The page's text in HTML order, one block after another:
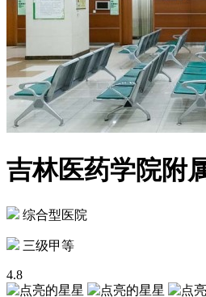
吉林医药学院附
综合型医院
三级甲等
4.8